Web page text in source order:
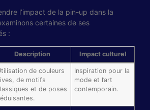
l’impact de la pin-up dans la
certaines de ses
:
Description Impact culturel
de couleurs
de motifs
et de poses
Inspiration pour la
mode et l’art
contemporain.